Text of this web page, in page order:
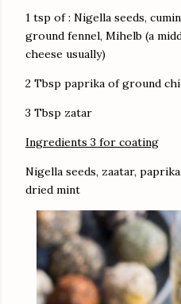
1 tsp of : Nigella seeds,
ground fennel, Mihelb (a
cheese usually)
2 Tbsp paprika of ground
3 Tbsp zatar
Ingredients 3 for coating
Nigella seeds, zaatar,
dried mint